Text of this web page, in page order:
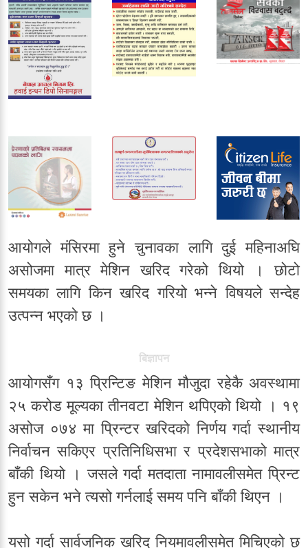
आयोगले मंसिरमा हुने चुनावका लागि दुई महिनाअघि
असोजमा मात्र मेशिन खरिद गरेको थियो । छोटो
समयका लागि किन खरिद गरियो भन्ने विषयले सन्देह
उत्पन्न भएको छ ।
बिज्ञापन
आयोगसँग १३ प्रिन्टिङ मेशिन मौजुदा रहेकै अवस्थामा
२५ करोड मूल्यका तीनवटा मेशिन थपिएको थियो । १९
असोज ०७४ मा प्रिन्टर खरिदको निर्णय गर्दा स्थानीय
निर्वाचन सकिएर प्रतिनिधिसभा र प्रदेशसभाको मात्र
बाँकी थियो । जसले गर्दा मतदाता नामावलीसमेत प्रिन्ट
हुन सकेन भने त्यसो गर्नलाई समय पनि बाँकी थिएन ।
यसो गर्दा सार्वजनिक खरिद नियमावलीसमेत मिचिएको छ